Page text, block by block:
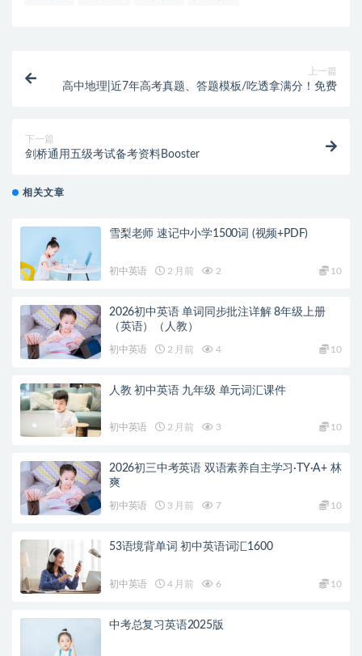
上一篇
高中地理|近7年高考真题、答题模板/吃透拿满分！免费
下一篇
剑桥通用五级考试备考资料Booster
相关文章
雪梨老师 速记中小学1500词 (视频+PDF)
初中英语 2 月前 2 10
2026初中英语 单词同步批注详解 8年级上册
（英语）（人教）
初中英语 2 月前 4 10
人教 初中英语 九年级 单元词汇课件
初中英语 2 月前 3 10
2026初三中考英语 双语素养自主学习·TY·A+ 林
爽
初中英语 3 月前 7 10
53语境背单词 初中英语词汇1600
初中英语 4 月前 6 10
中考总复习英语2025版